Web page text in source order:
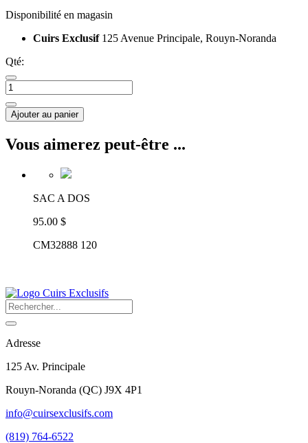
Disponibilité en magasin
Cuirs Exclusif 125 Avenue Principale, Rouyn-Noranda
Qté:
Ajouter au panier
Vous aimerez peut-être ...
SAC A DOS
95.00 $
CM32888 120
Adresse
125 Av. Principale
Rouyn-Noranda (QC) J9X 4P1
info@cuirsexclusifs.com
(819) 764-6522